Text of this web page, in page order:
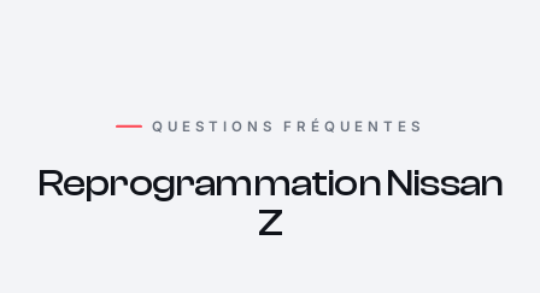
QUESTIONS FRÉQUENTES
Reprogrammation Nissan
Z